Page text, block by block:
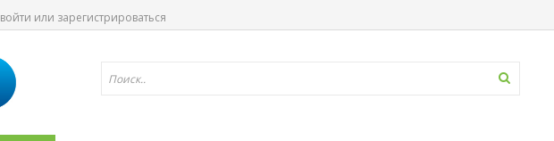
войти или зарегистрироваться